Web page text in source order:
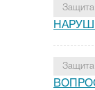
Защита
Защита